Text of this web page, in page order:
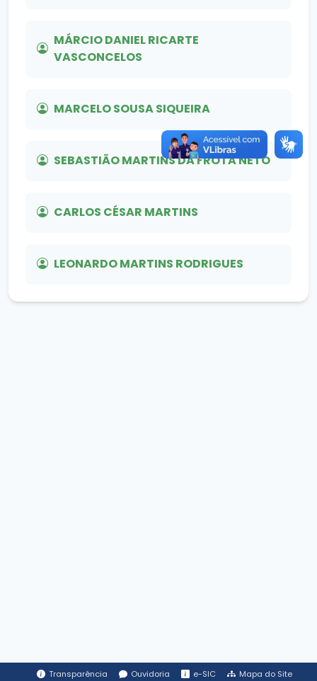
MÁRCIO DANIEL RICARTE
VASCONCELOS
MARCELO SOUSA SIQUEIRA
SEBASTIÃO MARTINS DA FROTA NETO
CARLOS CÉSAR MARTINS
LEONARDO MARTINS RODRIGUES
Transparência Ouvidoria e-SIC Mapa do Site